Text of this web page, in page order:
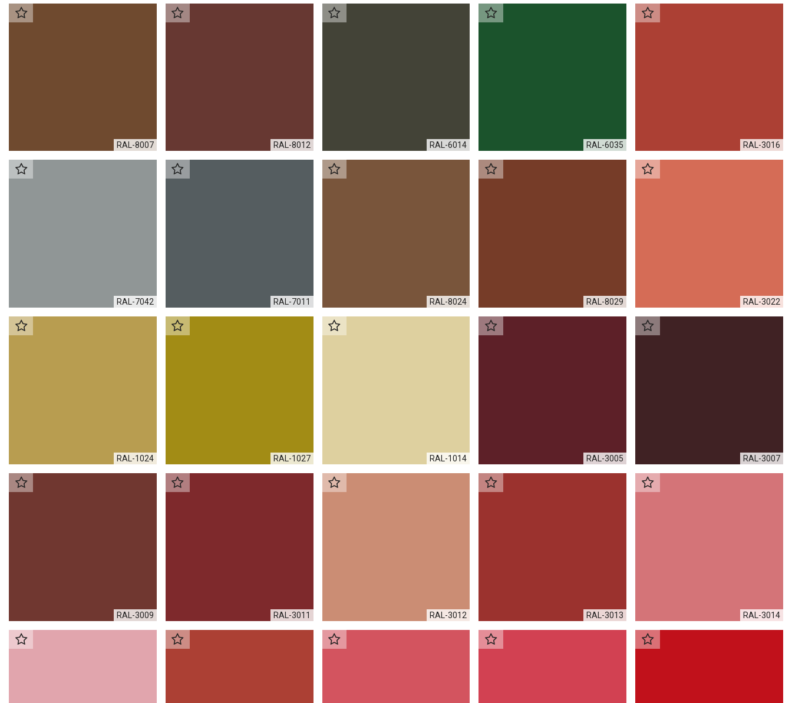
RAL-8007 RAL-8012 RAL-6014 RAL-6035 RAL-3016
RAL-7042 RAL-7011 RAL-8024 RAL-8029 RAL-3022
RAL-1024 RAL-1027 RAL-1014 RAL-3005 RAL-3007
RAL-3009 RAL-3011 RAL-3012 RAL-3013 RAL-3014